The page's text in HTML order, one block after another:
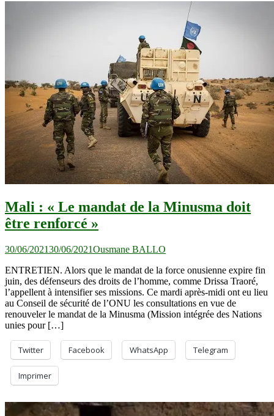
Mali : « Le mandat de la Minusma doit
être renforcé »
30/06/202130/06/2021Ousmane BALLO
ENTRETIEN. Alors que le mandat de la force onusienne expire fin
juin, des défenseurs des droits de l’homme, comme Drissa Traoré,
l’appellent à intensifier ses missions. Ce mardi après-midi ont eu lieu
au Conseil de sécurité de l’ONU les consultations en vue de
renouveler le mandat de la Minusma (Mission intégrée des Nations
unies pour […]
Twitter Facebook WhatsApp Telegram
Imprimer